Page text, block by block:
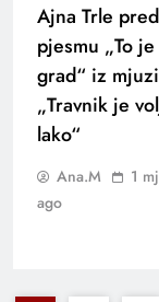
Ajna Trle
pjesmu „To
grad“ iz
„Travnik je
lako“
Ana.M
1
ago